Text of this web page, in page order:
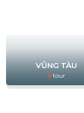
VŨNG TÀU
4 tour